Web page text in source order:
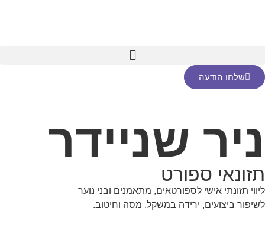
שלחו הודעה
ניר שניידר
תזונאי ספורט
ליווי תזונתי אישי לספורטאים, מתאמנים ובני נוער
לשיפור ביצועים, ירידה במשקל, מסה וחיטוב.